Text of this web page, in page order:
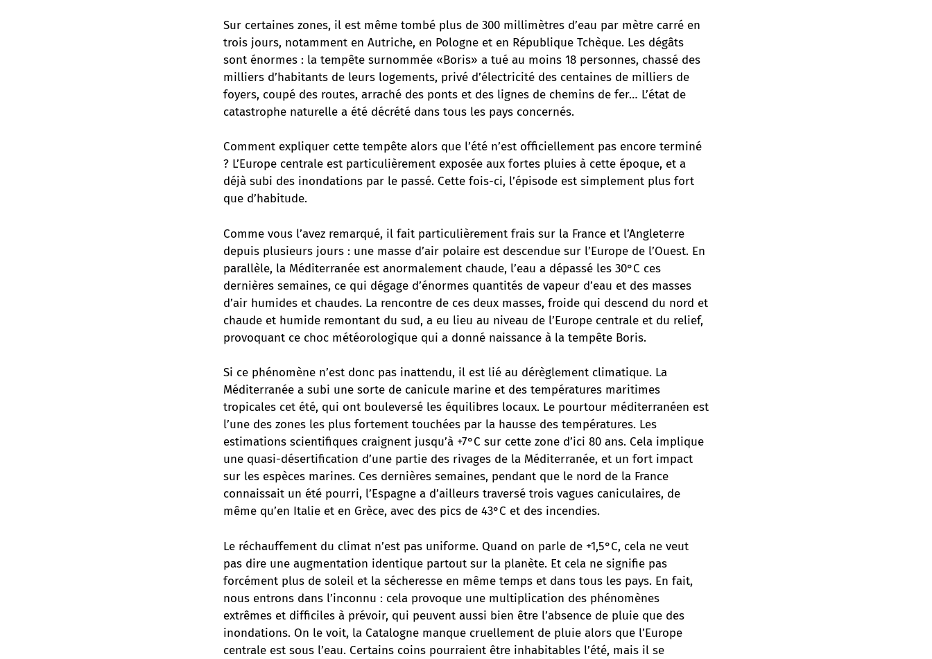
Sur certaines zones, il est même tombé plus de 300 millimètres d’eau par mètre carré en
trois jours, notamment en Autriche, en Pologne et en République Tchèque. Les dégâts
sont énormes : la tempête surnommée «Boris» a tué au moins 18 personnes, chassé des
milliers d’habitants de leurs logements, privé d’électricité des centaines de milliers de
foyers, coupé des routes, arraché des ponts et des lignes de chemins de fer… L’état de
catastrophe naturelle a été décrété dans tous les pays concernés.
Comment expliquer cette tempête alors que l’été n’est officiellement pas encore terminé
? L’Europe centrale est particulièrement exposée aux fortes pluies à cette époque, et a
déjà subi des inondations par le passé. Cette fois-ci, l’épisode est simplement plus fort
que d’habitude.
Comme vous l’avez remarqué, il fait particulièrement frais sur la France et l’Angleterre
depuis plusieurs jours : une masse d’air polaire est descendue sur l’Europe de l’Ouest. En
parallèle, la Méditerranée est anormalement chaude, l’eau a dépassé les 30°C ces
dernières semaines, ce qui dégage d’énormes quantités de vapeur d’eau et des masses
d’air humides et chaudes. La rencontre de ces deux masses, froide qui descend du nord et
chaude et humide remontant du sud, a eu lieu au niveau de l’Europe centrale et du relief,
provoquant ce choc météorologique qui a donné naissance à la tempête Boris.
Si ce phénomène n’est donc pas inattendu, il est lié au dérèglement climatique. La
Méditerranée a subi une sorte de canicule marine et des températures maritimes
tropicales cet été, qui ont bouleversé les équilibres locaux. Le pourtour méditerranéen est
l’une des zones les plus fortement touchées par la hausse des températures. Les
estimations scientifiques craignent jusqu’à +7°C sur cette zone d’ici 80 ans. Cela implique
une quasi-désertification d’une partie des rivages de la Méditerranée, et un fort impact
sur les espèces marines. Ces dernières semaines, pendant que le nord de la France
connaissait un été pourri, l’Espagne a d’ailleurs traversé trois vagues caniculaires, de
même qu’en Italie et en Grèce, avec des pics de 43°C et des incendies.
Le réchauffement du climat n’est pas uniforme. Quand on parle de +1,5°C, cela ne veut
pas dire une augmentation identique partout sur la planète. Et cela ne signifie pas
forcément plus de soleil et la sécheresse en même temps et dans tous les pays. En fait,
nous entrons dans l’inconnu : cela provoque une multiplication des phénomènes
extrêmes et difficiles à prévoir, qui peuvent aussi bien être l’absence de pluie que des
inondations. On le voit, la Catalogne manque cruellement de pluie alors que l’Europe
centrale est sous l’eau. Certains coins pourraient être inhabitables l’été, mais il se